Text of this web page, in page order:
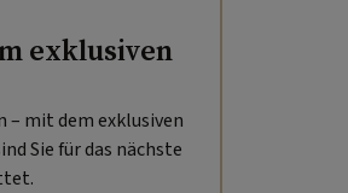
exklusiven
mit dem exklusiven
Sie für das nächste